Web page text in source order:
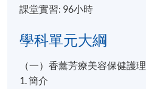
課堂實習: 96小時
學科單元大綱
（一）香薰芳療美容保健護理
1. 簡介